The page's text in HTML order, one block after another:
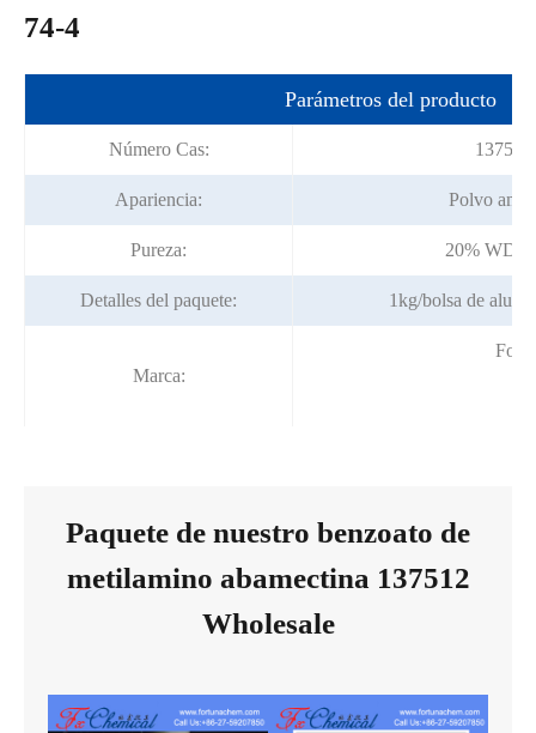
74-4
Parámetros del producto
Número Cas:
Apariencia: Polvo
Pureza: 20%
Detalles del paquete: 1kg/bolsa de
Marca:
Paquete de nuestro benzoato de
metilamino abamectina 137512
Wholesale